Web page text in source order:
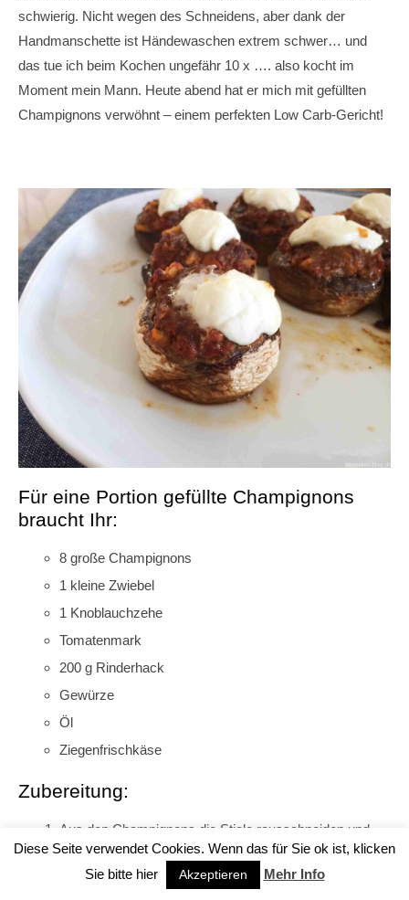
schwierig. Nicht wegen des Schneidens, aber dank der
Handmanschette ist Händewaschen extrem schwer… und
das tue ich beim Kochen ungefähr 10 x …. also kocht im
Moment mein Mann. Heute abend hat er mich mit gefüllten
Champignons verwöhnt – einem perfekten Low Carb-Gericht!
Für eine Portion gefüllte Champignons
braucht Ihr:
8 große Champignons
1 kleine Zwiebel
1 Knoblauchzehe
Tomatenmark
200 g Rinderhack
Gewürze
Öl
Ziegenfrischkäse
Zubereitung:
Aus den Champignons die Stiele rausschneiden und
würfeln.
Zwiebeln und Knoblauch würfeln und mit dem
Diese Seite verwendet Cookies. Wenn das für Sie ok ist, klicken
Sie bitte hier
Akzeptieren Mehr Info